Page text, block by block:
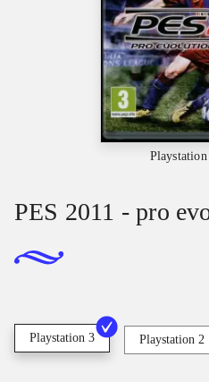
PES 2011 - pro
Playstation 3 Playstation 2